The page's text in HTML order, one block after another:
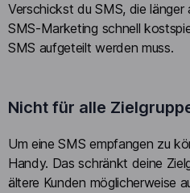
Verschickst du SMS, die länger
SMS-Marketing schnell
SMS aufgeteilt werden muss.
Nicht für alle
Um eine SMS empfangen zu
Handy. Das schränkt deine
ältere Kunden möglicherweise